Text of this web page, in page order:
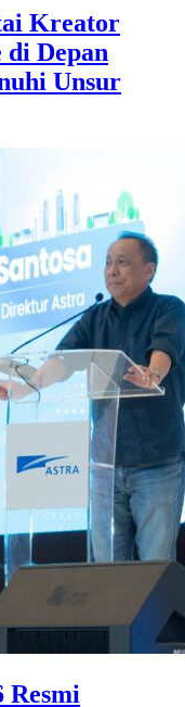
Kreator
di Depan
Unsur
Resmi